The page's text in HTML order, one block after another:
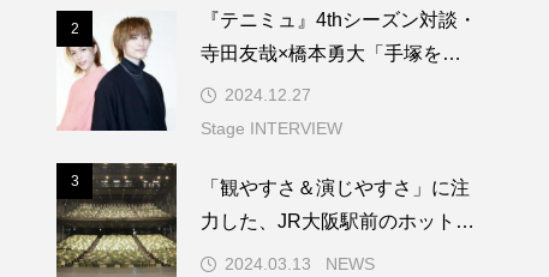
2
『テニミュ』4thシーズン対談・
寺田友哉×橋本勇大「手塚を演
じる上で根本になる言葉をもら
いました」
2024.12.27
Stage INTERVIEW
3
「観やすさ＆演じやすさ」に注
力した、JR大阪駅前のホットな
新劇場「ＳｋｙシアターＭＢ
2024.03.13 NEWS